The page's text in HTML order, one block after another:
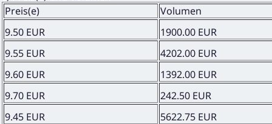
Preis(e)
Volumen
9.50 EUR
1900.00 EUR
9.55 EUR
4202.00 EUR
9.60 EUR
1392.00 EUR
9.70 EUR
242.50 EUR
9.45 EUR
5622.75 EUR